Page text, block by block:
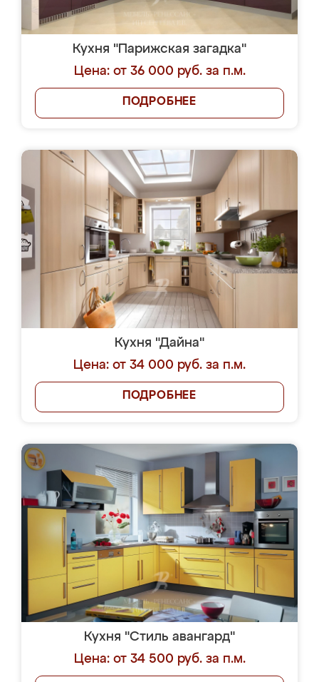
Кухня "Парижская загадка"
Цена: от 36 000 руб. за п.м.
ПОДРОБНЕЕ
Кухня "Дайна"
Цена: от 34 000 руб. за п.м.
ПОДРОБНЕЕ
Кухня "Стиль авангард"
Цена: от 34 500 руб. за п.м.